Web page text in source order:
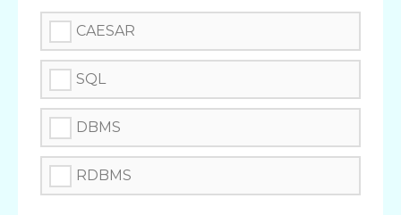
CAESAR
SQL
DBMS
RDBMS